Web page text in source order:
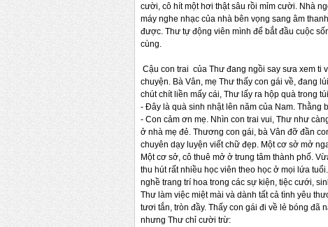
cười, cô hít một hơi thật sâu rồi mỉm cười. Nhà
máy nghe nhạc của nhà bên vọng sang âm
được. Thư tự động viên mình để bắt đầu cuộc
cùng.
Cậu con trai của Thư đang ngồi say sưa xem ti
chuyện. Bà Vân, mẹ Thư thấy con gái về, đang
chút chít liền mấy cái, Thư lấy ra hộp quà trong
- Đây là quà sinh nhật lên năm của Nam. Thằng
- Con cảm ơn mẹ. Nhìn con trai vui, Thư như
ở nhà mẹ đẻ. Thương con gái, bà Vân đỡ đần
chuyên dạy luyện viết chữ đẹp. Một cơ sở mở
Một cơ sở, cô thuê mở ở trung tâm thành phố.
thu hút rất nhiều học viên theo học ở mọi lứa
nghề trang trí hoa trong các sự kiện, tiệc cưới,
Thư làm việc miệt mài và dành tất cả tình yêu
tươi tắn, tròn đầy. Thấy con gái đi về lẻ bóng đã
nhưng Thư chỉ cười trừ: